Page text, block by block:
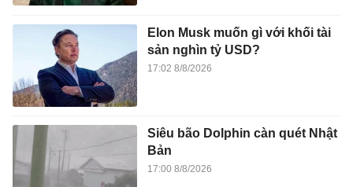
Elon Musk muốn gì với khối tài
sản nghìn tỷ USD?
17:02 8/8/2026
Siêu bão Dolphin càn quét Nhật
Bản
17:00 8/8/2026